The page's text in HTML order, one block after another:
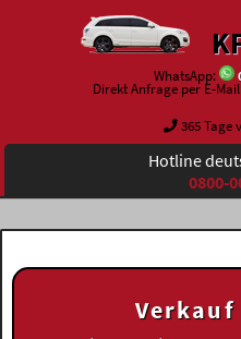
WhatsApp:
Direkt Anfrage per E-
365 Tage
Hotline
0800-